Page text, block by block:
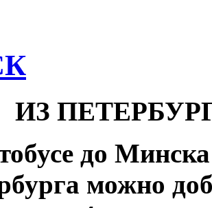
ИЗ
до
можно